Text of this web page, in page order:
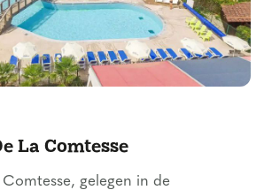
La Comtesse
gelegen in de